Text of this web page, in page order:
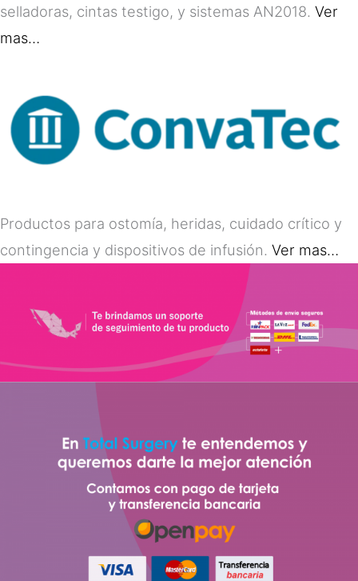
selladoras, cintas testigo, y sistemas AN2018. Ver
mas…
Productos para ostomía, heridas, cuidado crítico y
contingencia y dispositivos de infusión. Ver mas…